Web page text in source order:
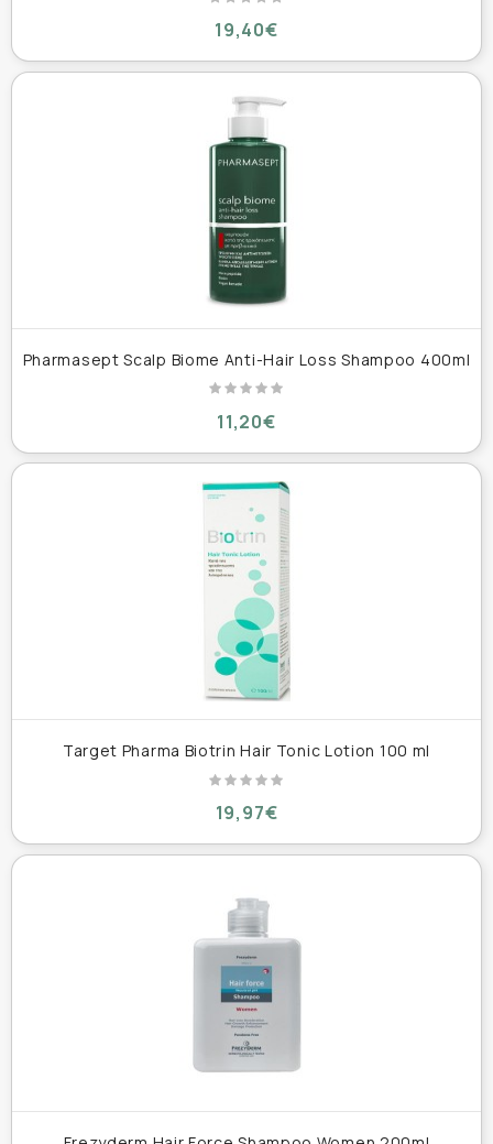
19,40€
Pharmasept Scalp Biome Anti-Hair Loss Shampoo 400ml
11,20€
Target Pharma Biotrin Hair Tonic Lotion 100 ml
19,97€